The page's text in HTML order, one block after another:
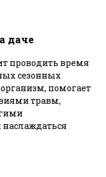
даче
проводить время
сезонных
помогает
травм,